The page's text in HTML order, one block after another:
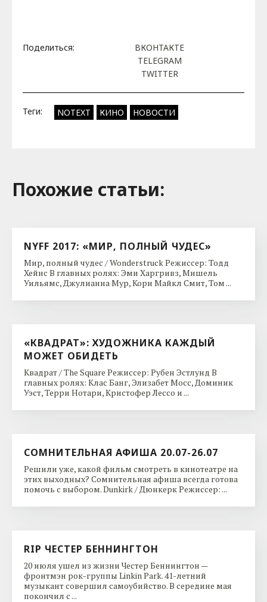
Поделиться:
ВКОНТАКТЕ
TELEGRAM
TWITTER
Теги: NOTEXT КИНО НОВОСТИ
Похожие cтатьи:
NYFF 2017: «МИР, ПОЛНЫЙ ЧУДЕС»
Мир, полный чудес / Wonderstruck Режиссер: Тодд
Хейнс В главных ролях: Эми Харгривз, Мишель
Уильямс, Джулианна Мур, Кори Майкл Смит, Том ...
«КВАДРАТ»: ХУДОЖНИКА КАЖДЫЙ
МОЖЕТ ОБИДЕТЬ
Квадрат / The Square Режиссер: Рубен Эстлунд В
главных ролях: Клас Банг, Элизабет Мосс, Доминик
Уэст, Терри Нотари, Кристофер Лессо и ...
СОМНИТЕЛЬНАЯ АФИША 20.07-26.07
Решили уже, какой фильм смотреть в кинотеатре на
этих выходных? Сомнительная афиша всегда готова
помочь с выбором. Dunkirk / Дюнкерк Режиссер: ...
RIP ЧЕСТЕР БЕННИНГТОН
20 июля ушел из жизни Честер Беннингтон —
фронтмэн рок-группы Linkin Park. 41-летний
музыкант совершил самоубийство. В середине мая
покончил с ...